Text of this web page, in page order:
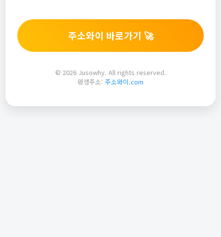
주소와이 바로가기 🚀
© 2026 Jusowhy. All rights reserved.
평생주소: 주소와이.com